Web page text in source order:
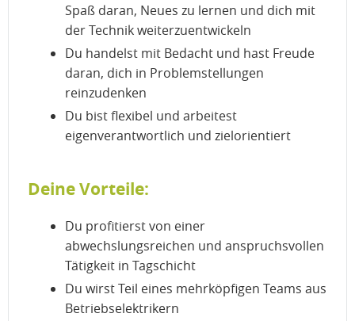
Spaß daran, Neues zu lernen und dich mit
der Technik weiterzuentwickeln
Du handelst mit Bedacht und hast Freude
daran, dich in Problemstellungen
reinzudenken
Du bist flexibel und arbeitest
eigenverantwortlich und zielorientiert
Deine Vorteile:
Du profitierst von einer
abwechslungsreichen und anspruchsvollen
Tätigkeit in Tagschicht
Du wirst Teil eines mehrköpfigen Teams aus
Betriebselektrikern